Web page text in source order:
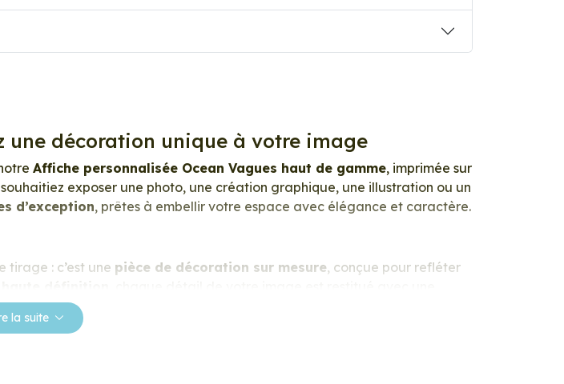
une décoration unique à votre image
Affiche personnalisée Ocean Vagues haut de gamme, imprimée sur
exposer une photo, une création graphique, une illustration ou un
d’exception, prêtes à embellir votre espace avec élégance et caractère.
tirage : c’est une pièce de décoration sur mesure, conçue pour refléter
et la texture satinée du papier photo apporte un rendu à la fois
la suite